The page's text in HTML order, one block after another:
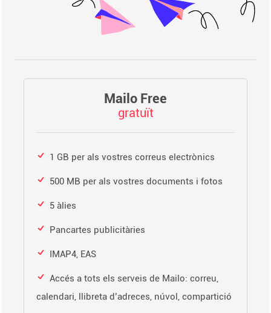
Mailo Free
gratuït
1 GB per als vostres correus electrònics
500 MB per als vostres documents i fotos
5 àlies
Pancartes publicitàries
IMAP4, EAS
Accés a tots els serveis de Mailo: correu,
calendari, llibreta d’adreces, núvol, compartició